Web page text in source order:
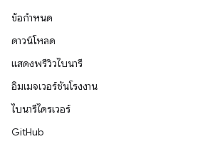
ข้อกำหนด
ดาวน์โหลด
แสดงพรีวิวไบนารี
อิมเมจเวอร์ชันโรงงาน
ไบนารีไดรเวอร์
GitHub